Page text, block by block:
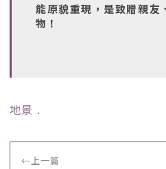
能原貌重現，是致贈親友
物！
地景 ﹒
←上一篇